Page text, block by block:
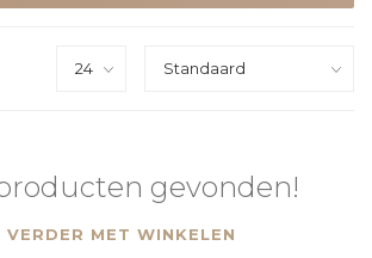
gevonden!
VERDER MET WINKELEN